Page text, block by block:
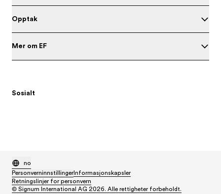
Opptak
Mer om EF
Sosialt
no
Personverninnstillinger Informasjonskapsler
Retningslinjer for personvern
© Signum International AG 2026. Alle rettigheter forbeholdt.